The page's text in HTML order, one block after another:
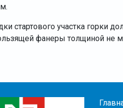
стартового участка горки
фанеры толщиной не